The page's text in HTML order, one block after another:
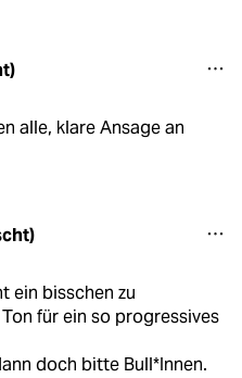
alle, klare Ansage an
ein bisschen zu
für ein so progressives
doch bitte Bull*Innen.